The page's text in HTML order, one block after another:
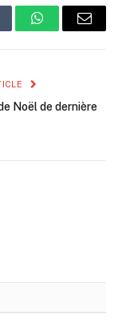
WhatsAppEmail
Noël de dernière